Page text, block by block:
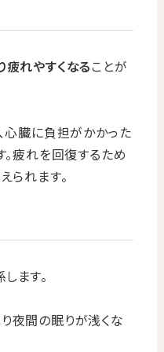
疲れやすくなることが
心臓に負担がかかった
。疲れを回復するため
られます。
ます。
夜間の眠りが浅くな